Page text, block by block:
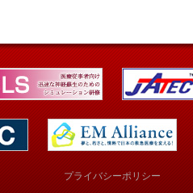
プライバシーポリシー